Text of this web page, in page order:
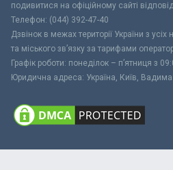
подивитися на офіційному сайті
Телефон: (044) 392-47-40
Дзвінок в межах території України з
та міського зв’язку за тарифами
Графік роботи: понеділок – п’ятниця з
Юридична адреса: Україна, Київ,